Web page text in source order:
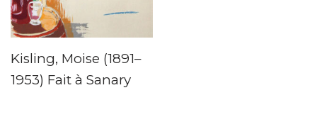
Kisling, Moise (1891–
1953) Fait à Sanary